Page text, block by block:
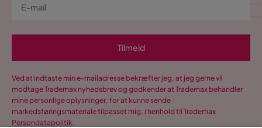
Tilmeld
Ved at indtaste min e-mailadresse bekræfter jeg, at jeg gerne vil
modtage Trademax nyhedsbrev og godkender at Trademax behandler
mine personlige oplysninger, for at kunne sende
markedsføringsmateriale tilpasset mig, i henhold til Trademax
Persondatapolitik.